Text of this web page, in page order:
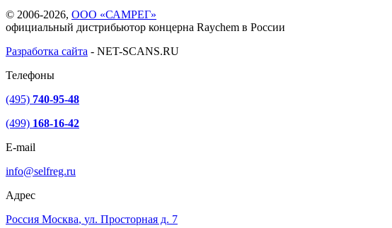
© 2006-2026, ООО «САМРЕГ»
официальный дистрибьютор концерна Raychem в России
Разработка сайта - NET-SCANS.RU
Телефоны
(495) 740-95-48
(499) 168-16-42
E-mail
info@selfreg.ru
Адрес
Россия Москва, ул. Просторная д. 7